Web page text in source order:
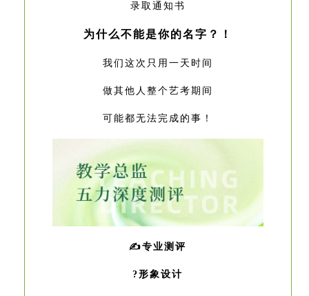
录取通知书
为什么不能是你的名字？！
我们这次只用一天时间
做其他人整个艺考期间
可能都无法完成的事！
✍️专业测评
?形象设计